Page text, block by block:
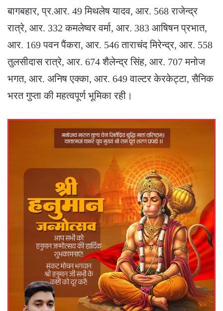
बागबहार, प्र.आर. 49 मिथलेष यादव, आर. 568 राजेन्द्र
रात्रे, आर. 332 कमलेष्वर वर्मा, आर. 383 आषिषन प्रभात,
आर. 169 पवन पैंकरा, आर. 546 ताराचंद मिरेन्द्र, आर. 558
तुलसीदास रात्रे, आर. 674 शैलेन्द्र सिंह, आर. 707 मनोज
भगत, आर. अनिष एक्का, आर. 649 वाल्टर केरकेट्टा, सैनिक
भरत गुप्ता की महत्वपूर्ण भूमिका रही।